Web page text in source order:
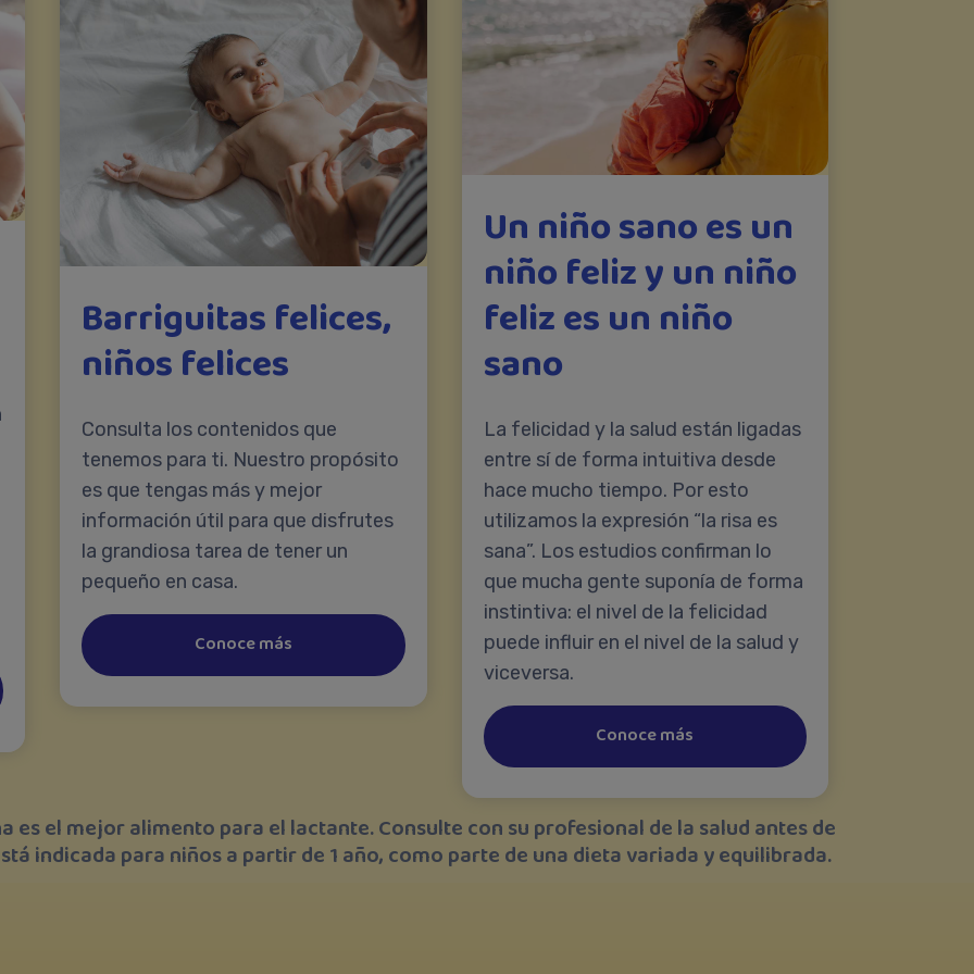
Barriguitas felices,
niños felices
Consulta los contenidos que
tenemos para ti. Nuestro propósito
es que tengas más y mejor
información útil para que disfrutes
la grandiosa tarea de tener un
pequeño en casa.
Conoce más
Un niño sano es un
niño feliz y un niño
feliz es un niño
sano
La felicidad y la salud están ligadas
entre sí de forma intuitiva desde
hace mucho tiempo. Por esto
utilizamos la expresión “la risa es
sana”. Los estudios confirman lo
que mucha gente suponía de forma
instintiva: el nivel de la felicidad
puede influir en el nivel de la salud y
viceversa.
Conoce más
es el mejor alimento para el lactante. Consulte con su profesional de la salud antes de
indicada para niños a partir de 1 año, como parte de una dieta variada y equilibrada.